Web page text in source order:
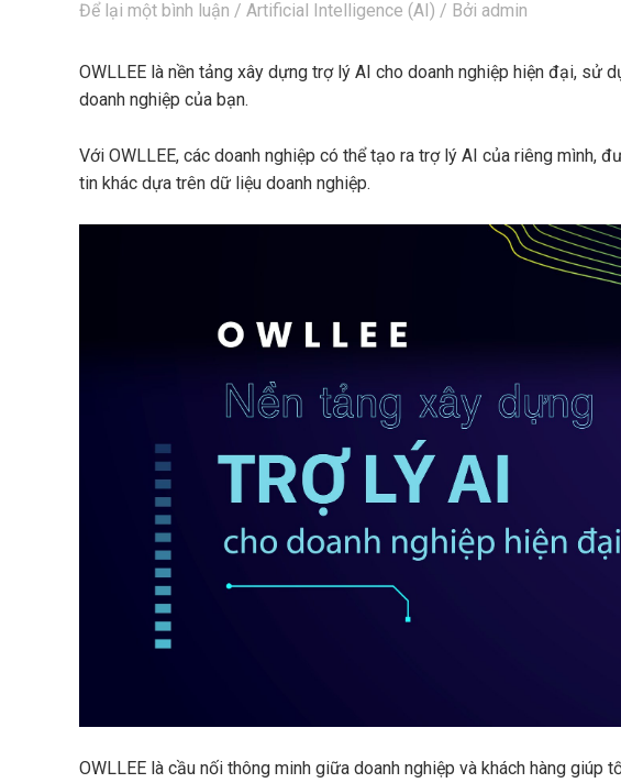
Để lại một bình luận / Artificial Intelligence (AI) / Bởi admin
OWLLEE là nền tảng xây dựng trợ lý AI cho doanh nghiệp hiện đại,
doanh nghiệp của bạn.
Với OWLLEE, các doanh nghiệp có thể tạo ra trợ lý AI của riêng mình,
tin khác dựa trên dữ liệu doanh nghiệp.
OWLLEE là cầu nối thông minh giữa doanh nghiệp và khách hàng